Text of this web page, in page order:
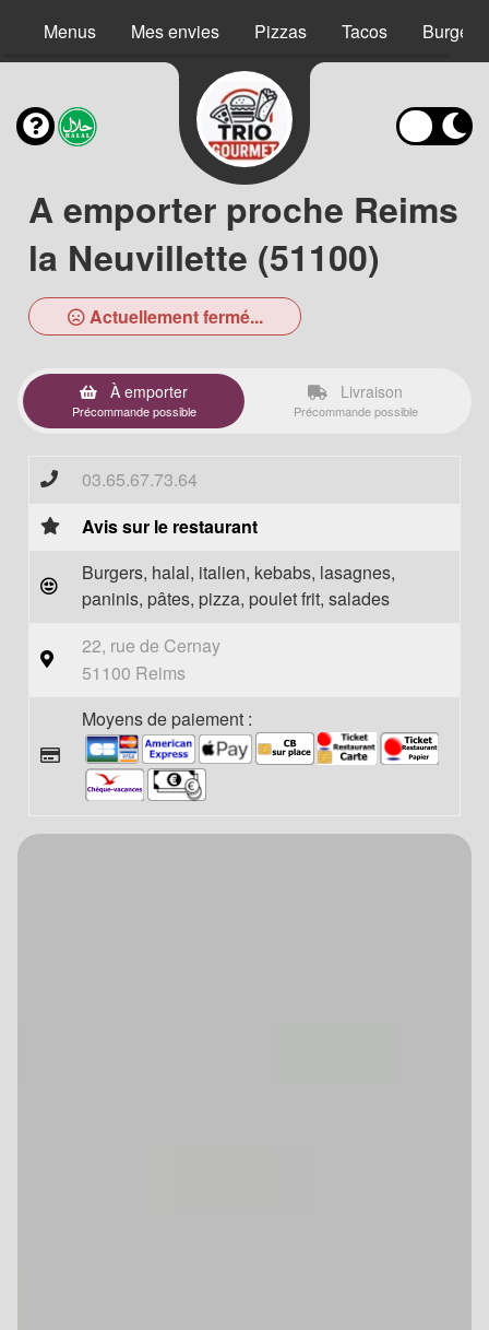
Menus Mes envies Pizzas Tacos Burgers
A emporter proche Reims
la Neuvillette (51100)
Actuellement fermé...
À emporter
Précommande possible
Livraison
Précommande possible
03.65.67.73.64
Avis sur le restaurant
Burgers, halal, italien, kebabs, lasagnes,
paninis, pâtes, pizza, poulet frit, salades
22, rue de Cernay
51100 Reims
Moyens de paiement :